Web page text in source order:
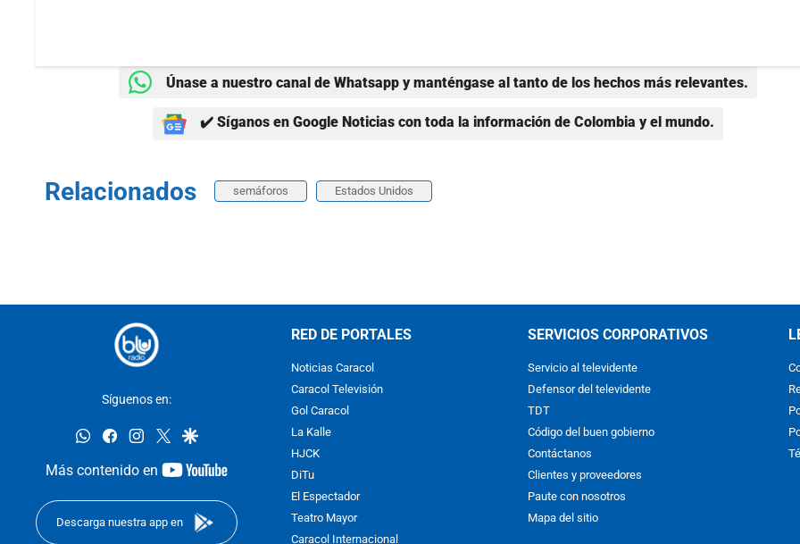
Únase a nuestro canal de Whatsapp y manténgase al tanto de los hechos más relevantes.
✔️ Síganos en Google Noticias con toda la información de Colombia y el mundo.
Relacionados semáforos Estados Unidos
Síguenos en:
whatsappfacebookinstagram
twittergoogle
Más contenido en
youtube-
Descarga nuestra app en
RED DE PORTALES
Noticias Caracol
Caracol Televisión
Gol Caracol
La Kalle
HJCK
DiTu
El Espectador
Teatro Mayor
Caracol Internacional
SERVICIOS CORPORATIVOS
Servicio al televidente
Defensor del televidente
TDT
Código del buen gobierno
Contáctanos
Clientes y proveedores
Paute con nosotros
Mapa del sitio